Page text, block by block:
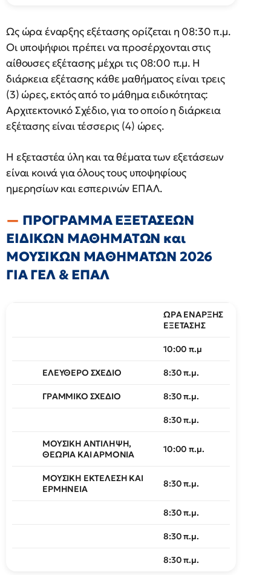
Ως ώρα έναρξης εξέτασης ορίζεται η 08:30 π.μ.
Οι υποψήφιοι πρέπει να προσέρχονται στις
αίθουσες εξέτασης μέχρι τις 08:00 π.μ. Η
διάρκεια εξέτασης κάθε μαθήματος είναι τρεις
(3) ώρες, εκτός από το μάθημα ειδικότητας:
Αρχιτεκτονικό Σχέδιο, για το οποίο η διάρκεια
εξέτασης είναι τέσσερις (4) ώρες.
Η εξεταστέα ύλη και τα θέματα των εξετάσεων
είναι κοινά για όλους τους υποψηφίους
ημερησίων και εσπερινών ΕΠΑΛ.
ΠΡΟΓΡΑΜΜΑ ΕΞΕΤΑΣΕΩΝ
ΕΙΔΙΚΩΝ ΜΑΘΗΜΑΤΩΝ και
ΜΟΥΣΙΚΩΝ ΜΑΘΗΜΑΤΩΝ 2026
ΓΙΑ ΓΕΛ & ΕΠΑΛ
ΩΡΑ ΕΝΑΡΞΗΣ
ΕΞΕΤΑΣΗΣ
10:00 π.μ
ΕΛΕΥΘΕΡΟ ΣΧΕΔΙΟ 8:30 π.μ.
ΓΡΑΜΜΙΚΟ ΣΧΕΔΙΟ 8:30 π.μ.
8:30 π.μ.
ΜΟΥΣΙΚΗ ΑΝΤΙΛΗΨΗ,
ΘΕΩΡΙΑ ΚΑΙ ΑΡΜΟΝΙΑ
10:00 π.μ.
ΜΟΥΣΙΚΗ ΕΚΤΕΛΕΣΗ ΚΑΙ
ΕΡΜΗΝΕΙΑ
8:30 π.μ.
8:30 π.μ.
8:30 π.μ.
8:30 π.μ.